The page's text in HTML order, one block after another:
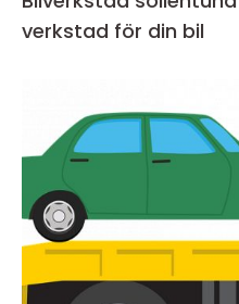
verkstad för din bil